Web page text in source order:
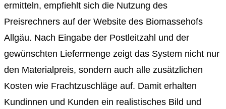
ermitteln, empfiehlt sich die Nutzung des
Preisrechners auf der Website des Biomassehofs
Allgäu. Nach Eingabe der Postleitzahl und der
gewünschten Liefermenge zeigt das System nicht nur
den Materialpreis, sondern auch alle zusätzlichen
Kosten wie Frachtzuschläge auf. Damit erhalten
Kundinnen und Kunden ein realistisches Bild und